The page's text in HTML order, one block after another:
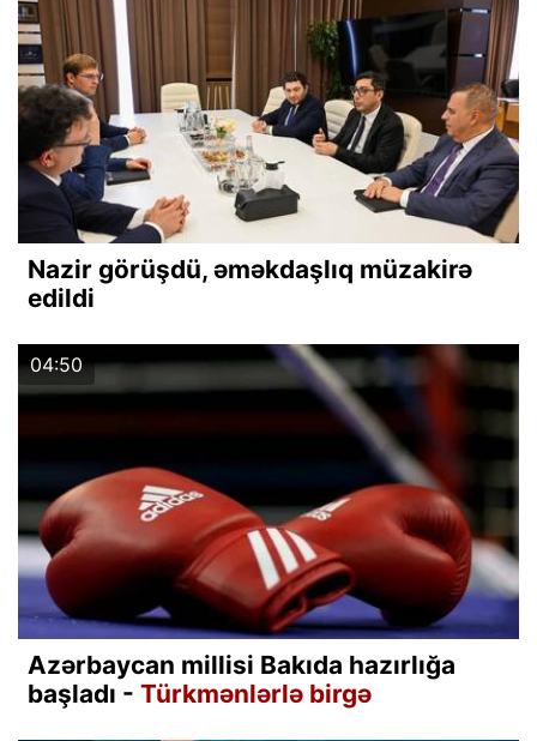
Nazir görüşdü, əməkdaşlıq müzakirə
edildi
04:50
Azərbaycan millisi Bakıda hazırlığa
başladı - Türkmənlərlə birgə